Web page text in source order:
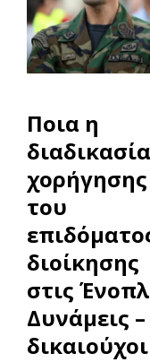
Ποια η
διαδικασία
χορήγησης
του
διοίκησης
στις
Δυνάμεις
δικαιούχοι